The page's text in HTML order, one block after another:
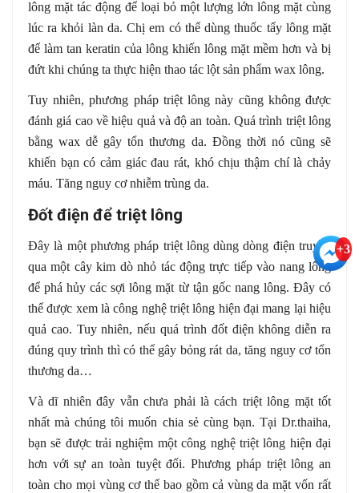
lông mặt tác động để loại bỏ một lượng lớn lông mặt cùng
lúc ra khỏi làn da. Chị em có thể dùng thuốc tẩy lông mặt
để làm tan keratin của lông khiến lông mặt mềm hơn và bị
đứt khi chúng ta thực hiện thao tác lột sản phẩm wax lông.
Tuy nhiên, phương pháp triệt lông này cũng không được
đánh giá cao về hiệu quả và độ an toàn. Quá trình triệt lông
bằng wax dễ gây tổn thương da. Đồng thời nó cũng sẽ
khiến bạn có cảm giác đau rát, khó chịu thậm chí là chảy
máu. Tăng nguy cơ nhiễm trùng da.
Đốt điện để triệt lông
Đây là một phương pháp triệt lông dùng dòng điện truyền
qua một cây kim dò nhỏ tác động trực tiếp vào nang lông
để phá hủy các sợi lông mặt từ tận gốc nang lông. Đây có
thể được xem là công nghệ triệt lông hiện đại mang lại hiệu
quả cao. Tuy nhiên, nếu quá trình đốt điện không diễn ra
đúng quy trình thì có thể gây bỏng rát da, tăng nguy cơ tổn
thương da…
Và dĩ nhiên đây vẫn chưa phải là cách triệt lông mặt tốt
nhất mà chúng tôi muốn chia sẻ cùng bạn. Tại Dr.thaiha,
bạn sẽ được trải nghiệm một công nghệ triệt lông hiện đại
hơn với sự an toàn tuyệt đối. Phương pháp triệt lông an
toàn cho mọi vùng cơ thể bao gồm cả vùng da mặt vốn rất
+3